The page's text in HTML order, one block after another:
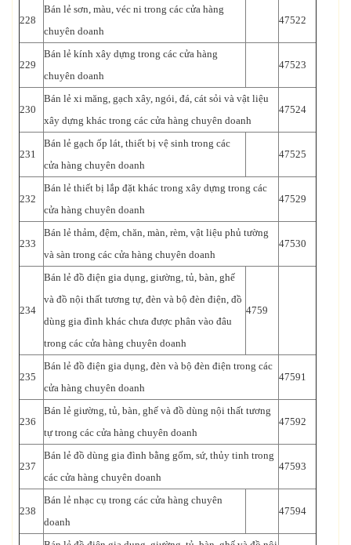
228
Bán lẻ sơn, màu, véc ni trong các cửa hàng
chuyên doanh
47522
229
Bán lẻ kính xây dựng trong các cửa hàng
chuyên doanh
47523
230
Bán lẻ xi măng, gạch xây, ngói, đá, cát sỏi và vật liệu
xây dựng khác trong các cửa hàng chuyên doanh
47524
231
Bán lẻ gạch ốp lát, thiết bị vệ sinh trong các
cửa hàng chuyên doanh
47525
232
Bán lẻ thiết bị lắp đặt khác trong xây dựng trong các
cửa hàng chuyên doanh
47529
233
Bán lẻ thảm, đệm, chăn, màn, rèm, vật liệu phủ tường
và sàn trong các cửa hàng chuyên doanh
47530
234
Bán lẻ đồ điện gia dụng, giường, tủ, bàn, ghế
và đồ nội thất tương tự, đèn và bộ đèn điện, đồ
dùng gia đình khác chưa được phân vào đâu
trong các cửa hàng chuyên doanh
4759
235
Bán lẻ đồ điện gia dụng, đèn và bộ đèn điện trong các
cửa hàng chuyên doanh
47591
236
Bán lẻ giường, tủ, bàn, ghế và đồ dùng nội thất tương
tự trong các cửa hàng chuyên doanh
47592
237
Bán lẻ đồ dùng gia đình bằng gốm, sứ, thủy tinh trong
các cửa hàng chuyên doanh
47593
238
Bán lẻ nhạc cụ trong các cửa hàng chuyên
doanh
47594